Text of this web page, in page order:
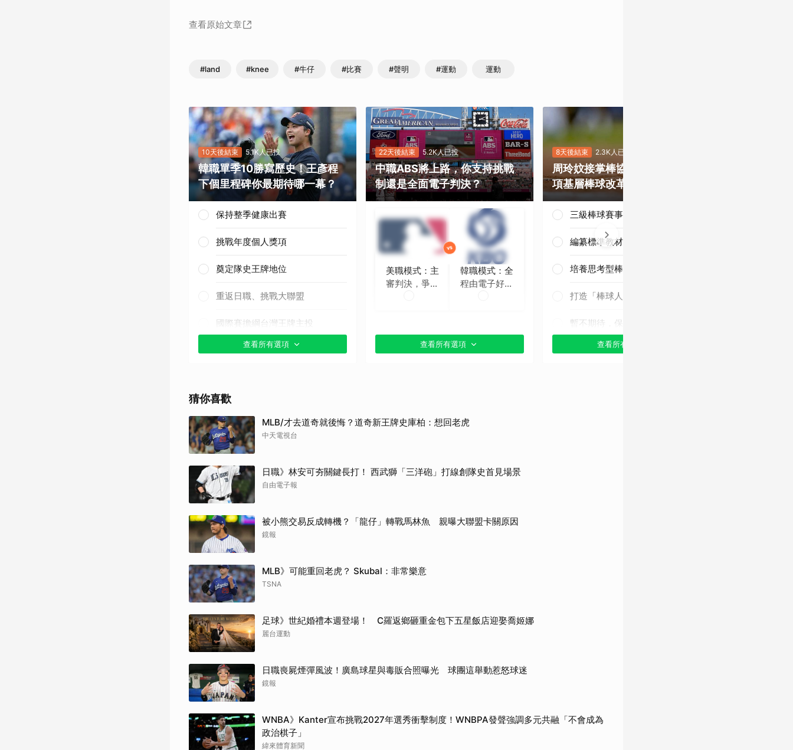
查看原始文章
#land #knee #牛仔 #比賽 #聲明 #運動 運動
10天後結束 5.1K人已投
韓職單季10勝寫歷史！王彥程
下個里程碑你最期待哪一幕？
保持整季健康出賽
挑戰年度個人獎項
奠定隊史王牌地位
重返日職、挑戰大聯盟
國際賽擔綱台灣王牌主投
其他（歡迎貼文分享）
查看所有選項
22天後結束 5.2K人已投
中職ABS將上路，你支持挑戰
制還是全面電子判決？
美職模式：主
審判決，爭議
韓職模式：全
程由電子好球
查看所有選項
8天後結束 2.3K人已投
周玲妏接掌棒協，你最期待哪一
項基層棒球改革？
三級棒球賽事正常化
編纂標準教材與導入運科防護
培養思考型棒球人才
打造「棒球人之家」
暫不期待，保持觀望
查看所有選項
猜你喜歡
MLB/才去道奇就後悔？道奇新王牌史庫柏：想回老虎
中天電視台
日職》林安可夯關鍵長打！ 西武獅「三洋砲」打線創隊史首見場景
自由電子報
被小熊交易反成轉機？「龍仔」轉戰馬林魚 親曝大聯盟卡關原因
鏡報
MLB》可能重回老虎？ Skubal：非常樂意
TSNA
足球》世紀婚禮本週登場！ C羅返鄉砸重金包下五星飯店迎娶喬姬娜
麗台運動
日職喪屍煙彈風波！廣島球星與毒販合照曝光 球團這舉動惹怒球迷
鏡報
WNBA》Kanter宣布挑戰2027年選秀衝擊制度！WNBPA發聲強調多元共融「不會成為
政治棋子」
緯來體育新聞